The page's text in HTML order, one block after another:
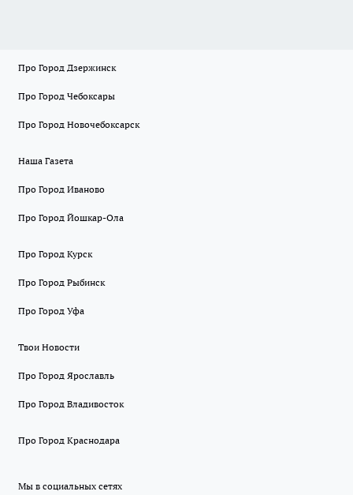
Про Город Дзержинск
Про Город Чебоксары
Про Город Новочебоксарск
Наша Газета
Про Город Иваново
Про Город Йошкар-Ола
Про Город Курск
Про Город Рыбинск
Про Город Уфа
Твои Новости
Про Город Ярославль
Про Город Владивосток
Про Город Краснодара
Мы в социальных сетях